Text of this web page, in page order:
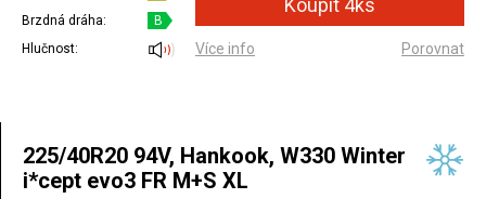
Brzdná dráha:
B
Hlučnost:
Více info Porovnat
225/40R20 94V, Hankook, W330 Winter
i*cept evo3 FR M+S XL